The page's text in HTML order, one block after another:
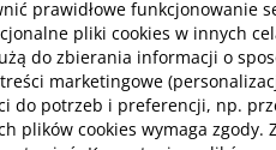
prawidłowe funkcjonowanie
pliki cookies w innych
do zbierania informacji o
marketingowe
do potrzeb i preferencji, np.
plików cookies wymaga zgody.